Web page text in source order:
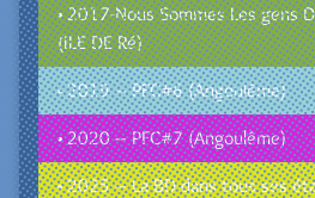
• 2017-Nous Sommes Les gens
(ILE DE Ré)
• 2019 – PFC#6 (Angoulême)
• 2020 – PFC#7 (Angoulême)
• 2025 – La BD dans tous ses